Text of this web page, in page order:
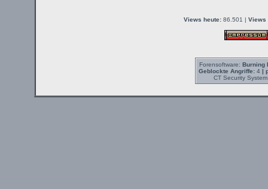
Views heute: 86.501 | Views
Forensoftware: Burning
Geblockte Angriffe:4 |
CT Security